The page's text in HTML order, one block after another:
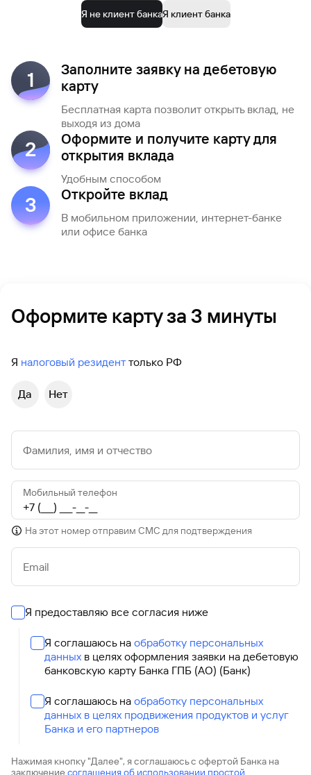
Я не клиент банкаЯ клиент банка
1
Заполните заявку на дебетовую
карту
Бесплатная карта позволит открыть вклад, не
выходя из дома
2
Оформите и получите карту для
открытия вклада
Удобным способом
3 Откройте вклад
В мобильном приложении, интернет-банке
или офисе банка
Оформите карту за 3 минуты
Я налоговый резиденттолько РФ
Да Нет
Фамилия, имя и отчество
Мобильный телефон
На этот номер отправим СМС для подтверждения
Email
Я предоставляю все согласия ниже
Я соглашаюсь на обработку персональных
данных в целях оформления заявки на дебетовую
банковскую карту Банка ГПБ (АО) (Банк)
Я соглашаюсь на обработку персональных
данных в целях продвижения продуктов и услуг
Банка и его партнеров
Нажимая кнопку "Далее", я соглашаюсь с офертой Банка на
заключениесоглашения об использовании простой